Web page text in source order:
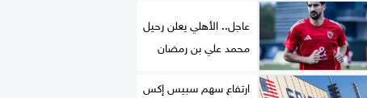
عاجل.. الأهلي يعلن رحيل
محمد علي بن رمضان
ارتفاع سهم سبيس إكس